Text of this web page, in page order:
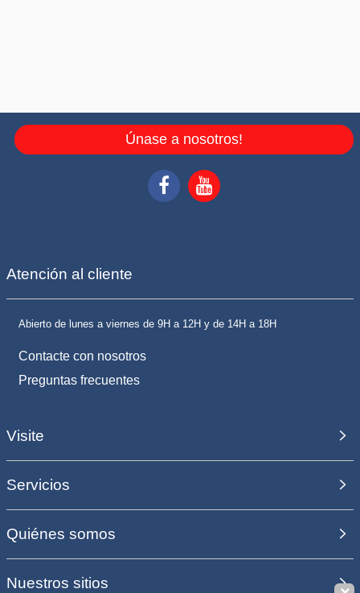
Únase a nosotros!
Atención al cliente
Abierto de lunes a viernes de 9H a 12H y de 14H a 18H
Contacte con nosotros
Preguntas frecuentes
Visite
Servicios
Quiénes somos
Nuestros sitios